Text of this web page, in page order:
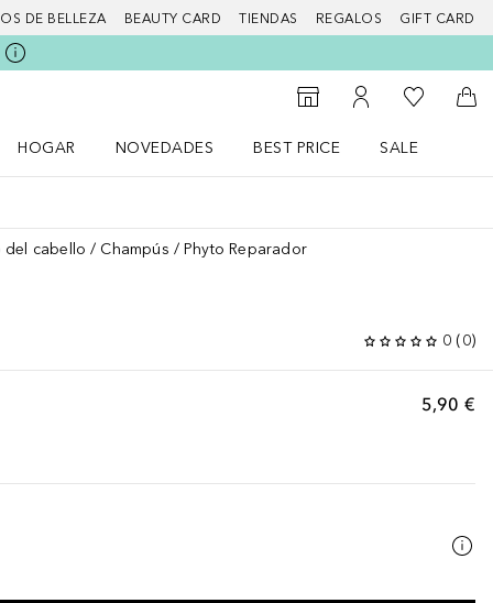
DE BELLEZA BEAUTY CARD TIENDAS REGALOS GIFT CARD
Al Storefinder
Mi cuenta
Mi lista de
A
HOGAR
NOVEDADES
BEST PRICE
SALE
del cabello Champús Phyto Reparador
0 (0)
5,90 €